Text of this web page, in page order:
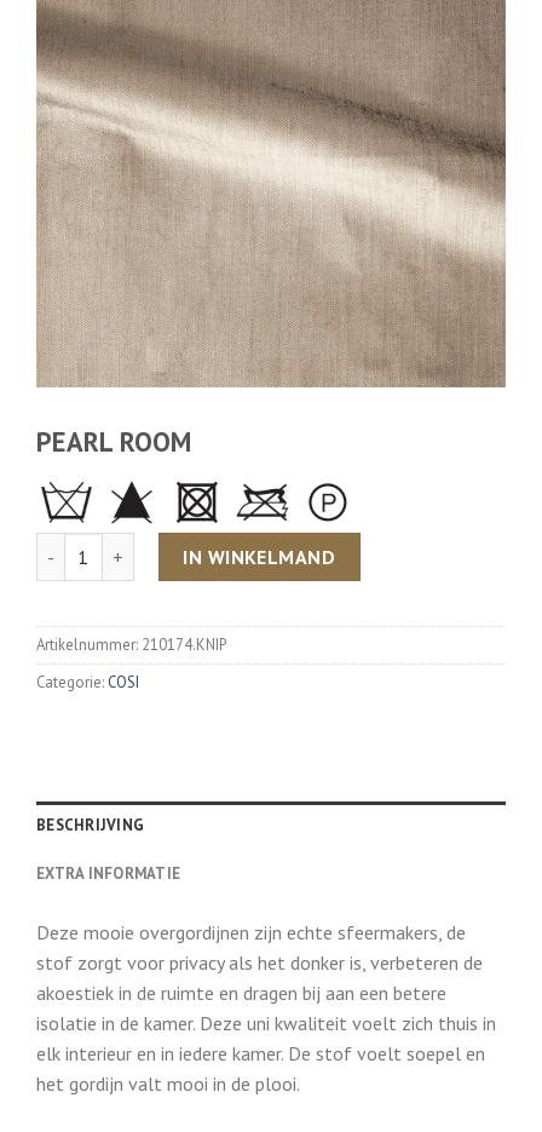
PEARL ROOM
Aantal IN WINKELMAND
Artikelnummer: 210174.KNIP
Categorie: COSI
BESCHRIJVING
EXTRA INFORMATIE
Deze mooie overgordijnen zijn echte sfeermakers, de
stof zorgt voor privacy als het donker is, verbeteren de
akoestiek in de ruimte en dragen bij aan een betere
isolatie in de kamer. Deze uni kwaliteit voelt zich thuis in
elk interieur en in iedere kamer. De stof voelt soepel en
het gordijn valt mooi in de plooi.